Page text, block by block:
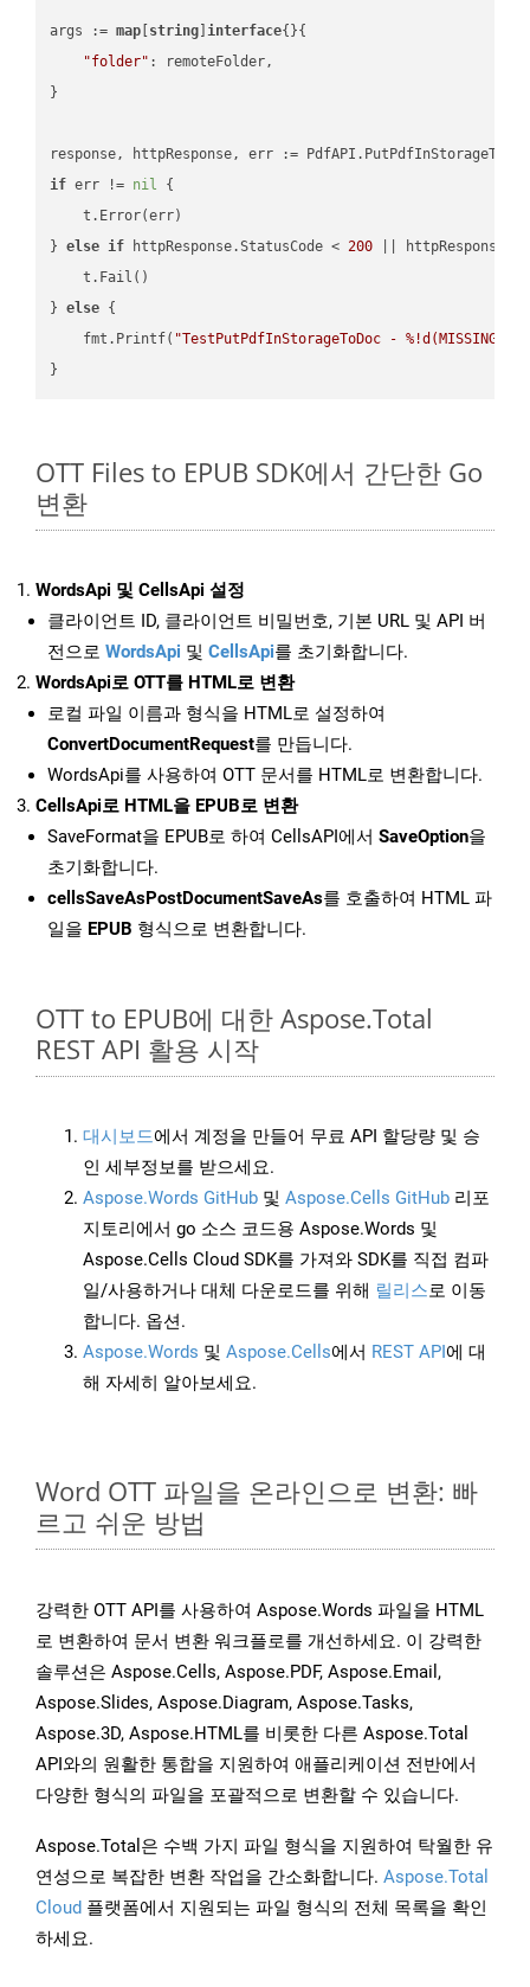
args := map string ]interface{}{
"folder" : remoteFolder,
}
if err != nil {
    t.Error(err)
} else if httpResponse.StatusCode < 200 ||
    t.Fail()
} else {
    fmt.Printf(
"TestPutPdfInStorageToDoc - %!d(MISSING)\n"
OTT Files to EPUB SDK에서 간단한 Go
변환
WordsApi 및 CellsApi 설정
클라이언트 ID, 클라이언트 비밀번호, 기본 URL 및 API 버
전으로 WordsApi 및 CellsApi를 초기화합니다.
WordsApi로 OTT를 HTML로 변환
로컬 파일 이름과 형식을 HTML로 설정하여
ConvertDocumentRequest를 만듭니다.
WordsApi를 사용하여 OTT 문서를 HTML로 변환합니다.
CellsApi로 HTML을 EPUB로 변환
SaveFormat을 EPUB로 하여 CellsAPI에서 SaveOption을
초기화합니다.
cellsSaveAsPostDocumentSaveAs를 호출하여 HTML 파
일을 EPUB 형식으로 변환합니다.
OTT to EPUB에 대한 Aspose.Total
REST API 활용 시작
대시보드에서 계정을 만들어 무료 API 할당량 및 승
인 세부정보를 받으세요.
Aspose.Words GitHub 및 Aspose.Cells GitHub 리포
지토리에서 go 소스 코드용 Aspose.Words 및
Aspose.Cells Cloud SDK를 가져와 SDK를 직접 컴파
일/사용하거나 대체 다운로드를 위해 릴리스로 이동
합니다. 옵션.
Aspose.Words 및 Aspose.Cells에서 REST API에 대
해 자세히 알아보세요.
Word OTT 파일을 온라인으로 변환: 빠
르고 쉬운 방법
강력한 OTT API를 사용하여 Aspose.Words 파일을 HTML
로 변환하여 문서 변환 워크플로를 개선하세요. 이 강력한
솔루션은 Aspose.Cells, Aspose.PDF, Aspose.Email,
Aspose.Slides, Aspose.Diagram, Aspose.Tasks,
Aspose.3D, Aspose.HTML를 비롯한 다른 Aspose.Total
API와의 원활한 통합을 지원하여 애플리케이션 전반에서
다양한 형식의 파일을 포괄적으로 변환할 수 있습니다.
Aspose.Total은 수백 가지 파일 형식을 지원하여 탁월한 유
연성으로 복잡한 변환 작업을 간소화합니다. Aspose.Total
Cloud 플랫폼에서 지원되는 파일 형식의 전체 목록을 확인
하세요.